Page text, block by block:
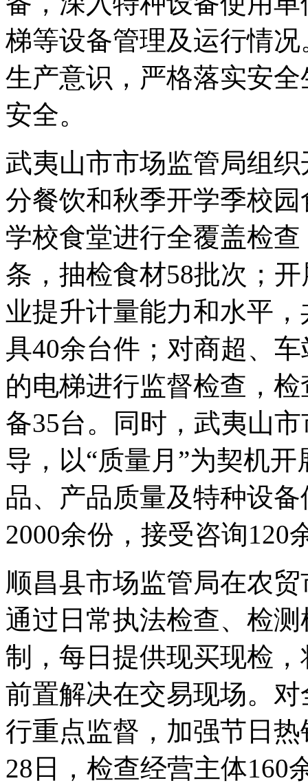
梯等设备管理及运行情
生产意识，严格落实安
安全。
武夷山市市场监管局组
分餐饮和秋季开学季校
学校食堂进行全覆盖检
条，抽检食材58批次；
业提升计量能力和水平
具40余台件；对商超、
的电梯进行监督检查，
备35台。同时，武夷山
导，以“质量月”为契机
品、产品质量及特种设
2000余份，接受咨询120
顺昌县市场监管局在农
通过日常执法检查、检
制，每日提供现买现检
前置解决在交易现场。
行重点监督，加强节日
28日，检查经营主体160